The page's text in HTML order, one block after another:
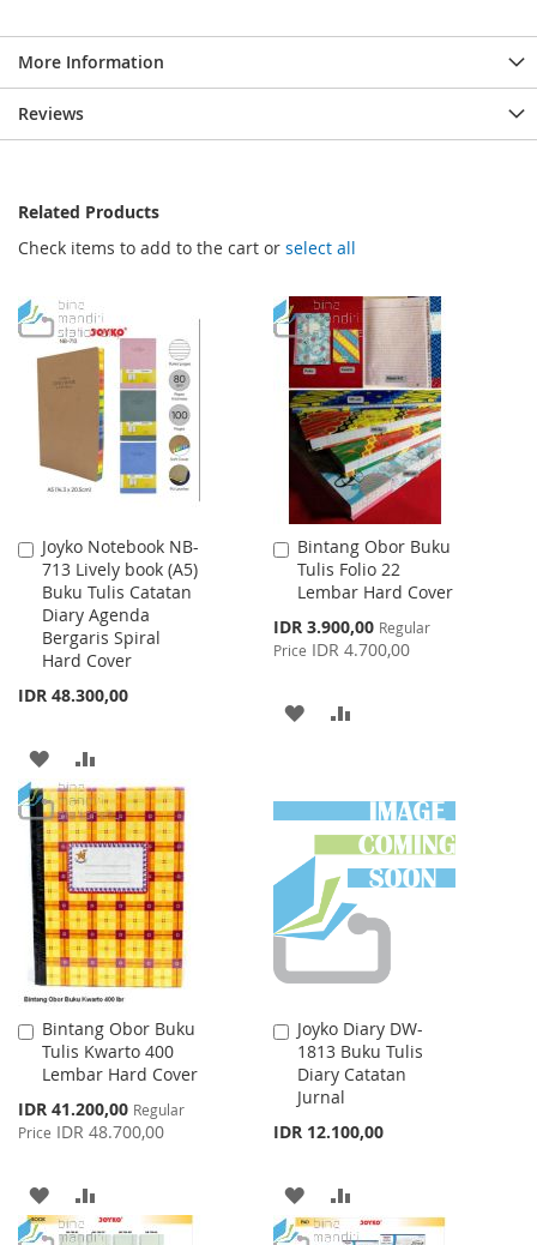
More Information
Reviews
Related Products
Check items to add to the cart or select all
Joyko Notebook NB-
713 Lively book (A5)
Buku Tulis Catatan
Diary Agenda
Bergaris Spiral
Hard Cover
IDR 48.300,00
Add
to
Cart
ADD
TO
WISH
LIST
TO
COMPARE
Bintang Obor Buku
Tulis Folio 22
Lembar Hard Cover
Special
Price
IDR 3.900,00 Regular
Price IDR 4.700,00
Add
to
Cart
ADD
LIST
Bintang Obor Buku
Tulis Kwarto 400
Lembar Hard Cover
Special
Price
IDR 41.200,00 Regular
Price IDR 48.700,00
Add
to
Cart
ADD
TO
TO
Joyko Diary DW-
1813 Buku Tulis
Diary Catatan
Jurnal
IDR 12.100,00
Add
to
Cart
ADD
TO
TO